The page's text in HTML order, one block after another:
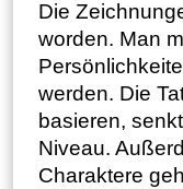
Die
worden. Man
werden. Die
basieren,
Niveau.
Charaktere